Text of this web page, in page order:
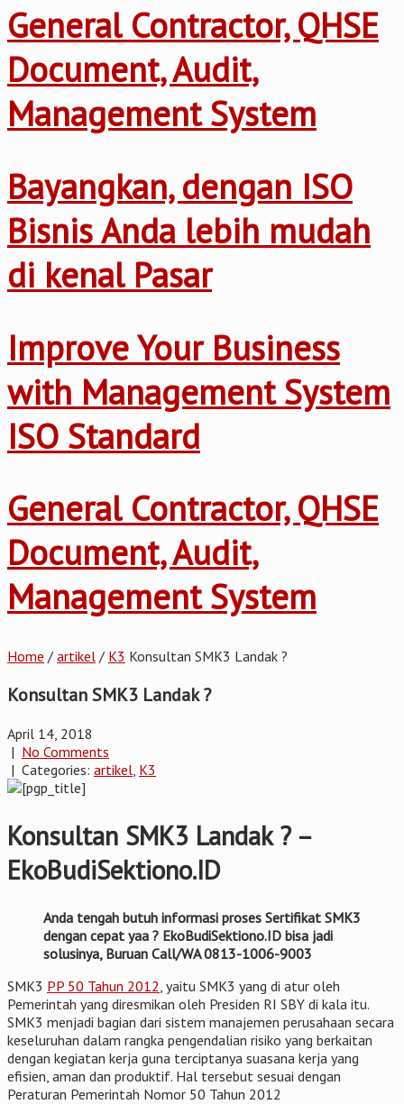
General Contractor, QHSE
Document, Audit,
Management System
Bayangkan, dengan ISO
Bisnis Anda lebih mudah
di kenal Pasar
Improve Your Business
with Management System
ISO Standard
General Contractor, QHSE
Document, Audit,
Management System
Home / artikel / K3 Konsultan SMK3 Landak ?
Konsultan SMK3 Landak ?
April 14, 2018
| No Comments
| Categories: artikel K3
Konsultan SMK3 Landak ? –
EkoBudiSektiono.ID
Anda tengah butuh informasi proses Sertifikat SMK3
dengan cepat yaa ? EkoBudiSektiono.ID bisa jadi
solusinya, Buruan Call/WA 0813-1006-9003
SMK3 PP 50 Tahun 2012 , yaitu SMK3 yang di atur oleh
Pemerintah yang diresmikan oleh Presiden RI SBY di kala itu.
SMK3 menjadi bagian dari sistem manajemen perusahaan secara
keseluruhan dalam rangka pengendalian risiko yang berkaitan
dengan kegiatan kerja guna terciptanya suasana kerja yang
efisien, aman dan produktif. Hal tersebut sesuai dengan
Peraturan Pemerintah Nomor 50 Tahun 2012